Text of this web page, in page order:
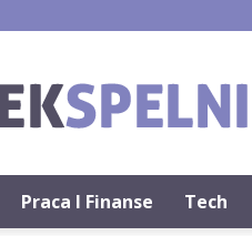
KierunekSpelnienia.pl
Praca I Finanse Tech